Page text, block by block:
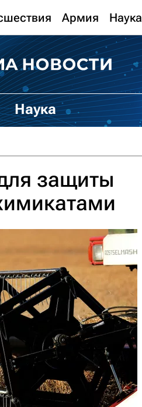
Армия Наука
Наука
защиты